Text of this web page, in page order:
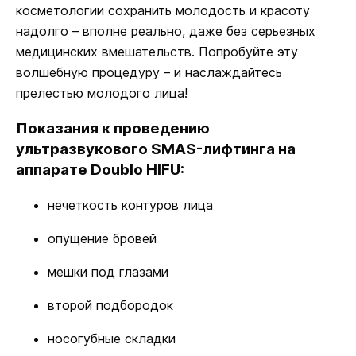
косметологии сохранить молодость и красоту
надолго – вполне реально, даже без серьезных
медицинских вмешательств. Попробуйте эту
волшебную процедуру – и наслаждайтесь
прелестью молодого лица!
Показания к проведению
ультразвукового SMAS-лифтинга на
аппарате Doublo HIFU:
нечеткость контуров лица
опущение бровей
мешки под глазами
второй подбородок
носогубные складки